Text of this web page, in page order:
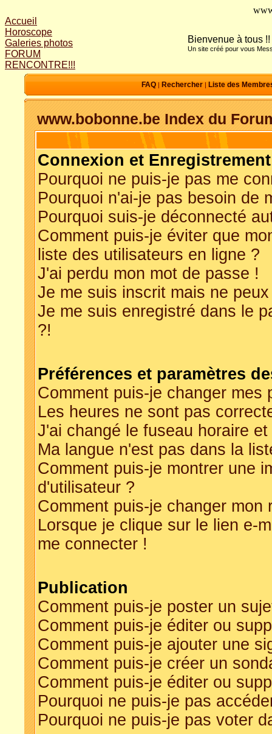
Accueil
Horoscope
Galeries photos
FORUM
RENCONTRE!!!
Bienvenue à tous !!
Un site créé pour vous
FAQ| Rechercher| Liste des
www.bobonne.be Index du
Connexion et Enregistrement
Pourquoi ne puis-je pas me
Pourquoi n'ai-je pas besoin de
Pourquoi suis-je déconnecté
Comment puis-je éviter que
liste des utilisateurs en ligne ?
J'ai perdu mon mot de passe !
Je me suis inscrit mais ne
Je me suis enregistré dans le
?!
Préférences et paramètres
Comment puis-je changer mes
Les heures ne sont pas
J'ai changé le fuseau horaire
Ma langue n'est pas dans la
Comment puis-je montrer une
d'utilisateur ?
Comment puis-je changer mon
Lorsque je clique sur le lien e-
me connecter !
Publication
Comment puis-je poster un
Comment puis-je éditer ou
Comment puis-je ajouter une
Comment puis-je créer un
Comment puis-je éditer ou
Pourquoi ne puis-je pas
Pourquoi ne puis-je pas voter